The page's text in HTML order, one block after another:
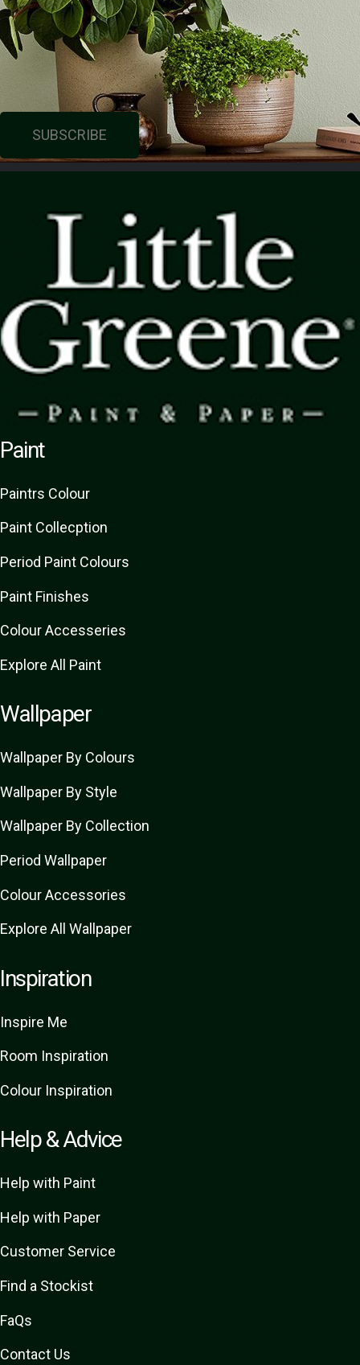
SUBSCRIBE
Paint
Paintrs Colour
Paint Collecption
Period Paint Colours
Paint Finishes
Colour Accesseries
Explore All Paint
Wallpaper
Wallpaper By Colours
Wallpaper By Style
Wallpaper By Collection
Period Wallpaper
Colour Accessories
Explore All Wallpaper
Inspiration
Inspire Me
Room Inspiration
Colour Inspiration
Help & Advice
Help with Paint
Help with Paper
Customer Service
Find a Stockist
FaQs
Contact Us